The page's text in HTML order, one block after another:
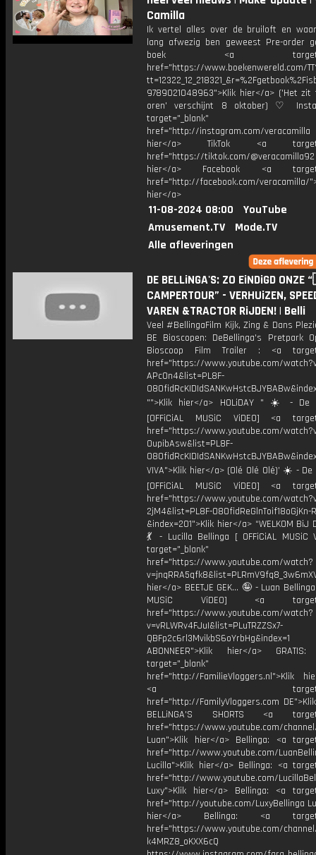
Camilla
Ik vertel alles over de bruiloft en
lang afwezig ben geweest Pre-order
boek <a
href="https://www.boekenwereld.com/
9789021048963">Klik hier</a> ('Het
oren' verschijnt 8 oktober) ♡
target="_blank"
href="http://instagram.com/
hier</a> TikTok <a
href="https://tiktok.com/
hier</a> Facebook <a
href="http://facebook.com/veracamilla/
hier</a>
11-08-2024 08:00
YouTube
Amusement.TV
Mode.TV
Alle afleveringen
DE BELLiNGA'S: ZO EiNDiGD
CAMPERTOUR” - VERHUiZEN,
VAREN &TRACTOR RiJDEN! | Belli
Veel #BellingaFilm Kijk, Zing & Dans
BE Bioscopen: DeBellinga's Pretpark
Bioscoop Film Trailer : <a
href="https://www.youtube.com/
APcOn4&list=PL8F-
"">Klik hier</a> HOLiDAY " ☀️ - De
[OFFiCiAL MUSiC ViDEO] <a
href="https://www.youtube.com/
OupibAsw&list=PL8F-
VIVA">Klik hier</a> (Olé Olé Olé)’ ☀️ - De
[OFFiCiAL MUSiC ViDEO] <a
href="https://www.youtube.com/
2jM4&list=PL8F-O8OfidReGlnToif18oGjKn-
&index=201">Klik hier</a> “WELKOM BiJ
💃 - Lucilla Bellinga [ OFFiCiAL MUSiC
target="_blank"
href="https://www.youtube.com/watch?
hier</a> BEETJE GEK... 🤪 - Luan Bellinga
MUSiC ViDEO] <a
href="https://www.youtube.com/watch?
v=vRLWRv4FJuI&list=PLuTRZZSx7-
QBFp2c6rl3MvikbS6oYrbHg&index=1
ABONNEER">Klik hier</a>
target="_blank"
href="http://FamilieVloggers.nl">Klik
<a
href="http://FamilyVloggers.com
BELLiNGA'S SHORTS <a
href="https://www.youtube.com/channel/
Luan">Klik hier</a> Bellinga: <a
href="http://www.youtube.com/
Lucilla">Klik hier</a> Bellinga: <a
href="http://www.youtube.com/
Luxy">Klik hier</a> Bellinga: <a
href="http://youtube.com/LuxyBellinga
hier</a> Bellinga: <a
href="https://www.youtube.com/
k4MRZ8_oKXX6cQ